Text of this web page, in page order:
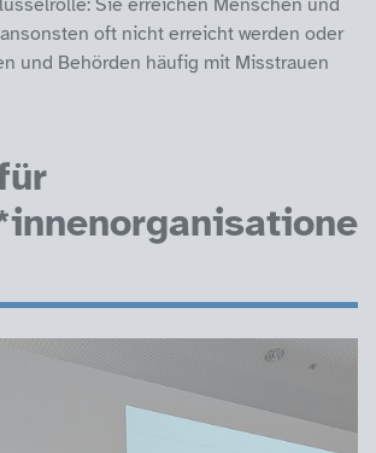
Sie erreichen Menschen und
oft nicht erreicht werden oder
und Behörden häufig mit Misstrauen